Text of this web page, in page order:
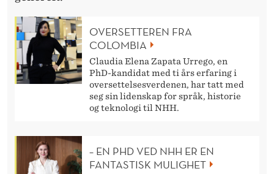
OVERSETTEREN FRA
COLOMBIA
Claudia Elena Zapata Urrego, en
PhD-kandidat med ti års erfaring i
oversettelsesverdenen, har tatt med
seg sin lidenskap for språk, historie
og teknologi til NHH.
– EN PHD VED NHH ER EN
FANTASTISK MULIGHET